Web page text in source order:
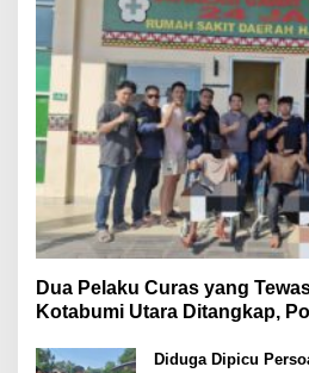
Dua Pelaku Curas yang
Kotabumi Utara Ditangkap,
Diduga Dipicu